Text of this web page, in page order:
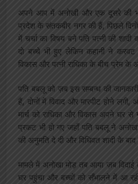
अपने आप में अनोखी और एक दूसरे की
प्रदेश के संतकबीर नगर की हैं, पिछले दिनों
में चर्चा का विषय बने पति पत्नी की
दो बच्चे भी हुए लेकिन कहानी ने
विकास और पत्नी राधिका के बीच प्रेम
पति बबलू को ज़ब इस सम्बन्ध की
हैं, दोनों में विवाद और मारपीट होने
मार्च को राधिका और विकास अपने घर से
प्रकट भी हो गए जहाँ पति बबलू ने
की अनुमति दे दी और विधिवत शादी के बाद
मामले में अनोखा मोड़ तब आया ज़ब
घर पहुंचा और बच्चों को सँभालने में आ रही